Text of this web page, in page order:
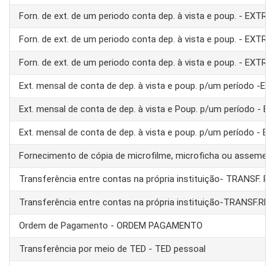
Forn. de ext. de um periodo conta dep. à vista e poup. -
Forn. de ext. de um periodo conta dep. à vista e poup. -
Forn. de ext. de um periodo conta dep. à vista e poup. -
Ext. mensal de conta de dep. à vista e poup. p/um período -
Ext. mensal de conta de dep. à vista e Poup. p/um período -
Ext. mensal de conta de dep. à vista e poup. p/um período -
Fornecimento de cópia de microfilme, microficha ou
Transferência entre contas na própria instituição- TRANSF.
Transferência entre contas na própria instituição-
Ordem de Pagamento - ORDEM PAGAMENTO
Transferência por meio de TED - TED pessoal